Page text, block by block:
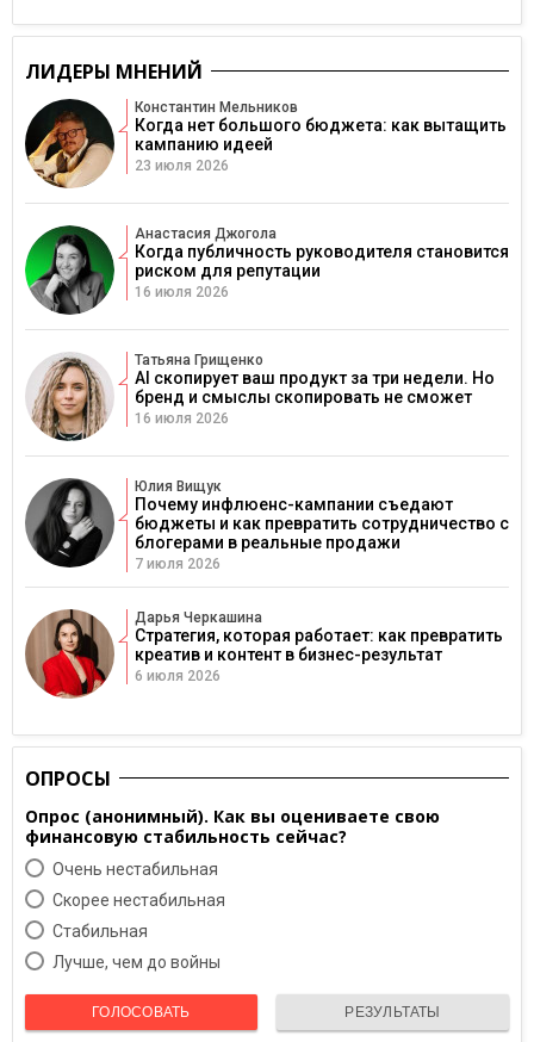
ЛИДЕРЫ МНЕНИЙ
Константин Мельников
Когда нет большого бюджета: как вытащить
кампанию идеей
23 июля 2026
Анастасия Джогола
Когда публичность руководителя становится
риском для репутации
16 июля 2026
Татьяна Грищенко
AI скопирует ваш продукт за три недели. Но
бренд и смыслы скопировать не сможет
16 июля 2026
Юлия Вищук
Почему инфлюенс-кампании съедают
бюджеты и как превратить сотрудничество с
блогерами в реальные продажи
7 июля 2026
Дарья Черкашина
Стратегия, которая работает: как превратить
креатив и контент в бизнес-результат
6 июля 2026
ОПРОСЫ
Опрос (анонимный). Как вы оцениваете свою
финансовую стабильность сейчас?
Очень нестабильная
Скорее нестабильная
Cтабильная
Лучше, чем до войны
ГОЛОСОВАТЬ РЕЗУЛЬТАТЫ